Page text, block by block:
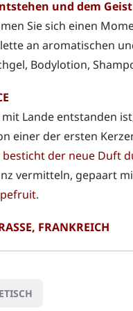
und dem
Sie sich einen
an aromatischen
Bodylotion,
Lande entstanden
einer der ersten
besticht der neue Duft
vermitteln, gepaart
.
FRANKREICH